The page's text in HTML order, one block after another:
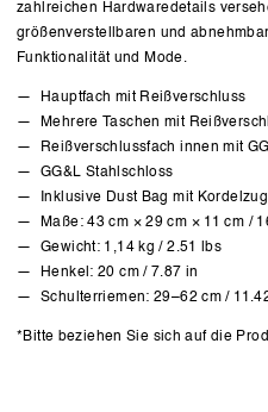
zahlreichen Hardwaredetails
größenverstellbaren und
Funktionalität und Mode.
Hauptfach mit Reißverschluss
Mehrere Taschen mit
Reißverschlussfach innen mit
GG&L Stahlschloss
Inklusive Dust Bag mit Kordelzug
Maße: 43 cm × 29 cm × 11 cm /
Gewicht: 1,14 kg / 2.51 lbs
Henkel: 20 cm / 7.87 in
Schulterriemen: 29–62 cm /
*Bitte beziehen Sie sich auf die